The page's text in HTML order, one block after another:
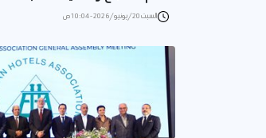
السبت 20/يونيو/2026 - 10:04 ص